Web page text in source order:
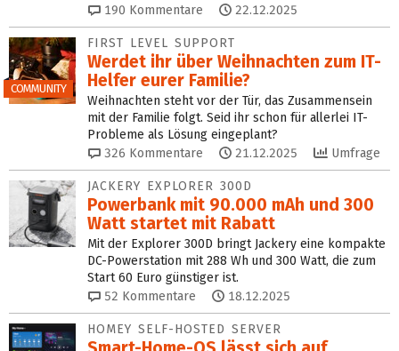
190 Kommentare 22.12.2025
COMMUNITY
FIRST LEVEL SUPPORT
Werdet ihr über Weihnachten zum IT-
Helfer eurer Familie?
Weihnachten steht vor der Tür, das Zusammensein
mit der Familie folgt. Seid ihr schon für allerlei IT-
Probleme als Lösung eingeplant?
326 Kommentare 21.12.2025 Umfrage
JACKERY EXPLORER 300D
Powerbank mit 90.000 mAh und 300
Watt startet mit Rabatt
Mit der Explorer 300D bringt Jackery eine kompakte
DC-Powerstation mit 288 Wh und 300 Watt, die zum
Start 60 Euro günstiger ist.
52 Kommentare 18.12.2025
HOMEY SELF-HOSTED SERVER